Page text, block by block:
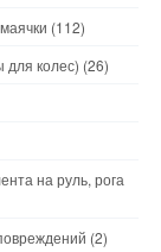
(112)
для колес) (26)
на руль, рога
(2)